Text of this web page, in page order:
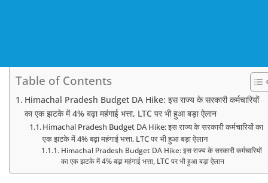
Table of Contents
Himachal Pradesh Budget DA Hike: इस राज्य के सरकारी कर्मचारियों
का एक झटके में 4% बढ़ा महंगाई भत्ता, LTC पर भी हुआ बड़ा ऐलान
Himachal Pradesh Budget DA Hike: इस राज्य के सरकारी कर्मचारियों का
एक झटके में 4% बढ़ा महंगाई भत्ता, LTC पर भी हुआ बड़ा ऐलान
Himachal Pradesh Budget DA Hike: इस राज्य के सरकारी कर्मचारियों
का एक झटके में 4% बढ़ा महंगाई भत्ता, LTC पर भी हुआ बड़ा ऐलान